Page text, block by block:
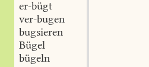
er-bügt
ver-bugen
bugsieren
Bügel
bügeln